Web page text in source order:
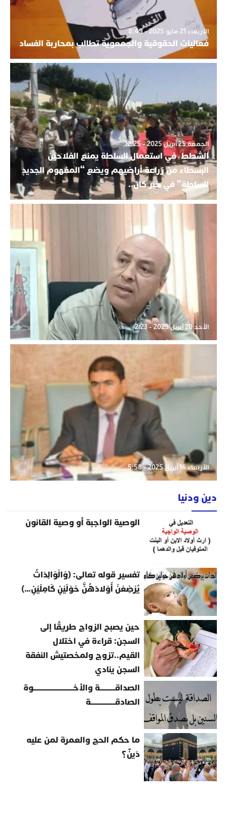
الأربعاء 21 مايو 2025 - 8:49
فعاليات الحقوقية والجمعوية تطالب بمحاربة الفساد
الجمعة 25 أبريل 2025 - 12:25
الشطط في استعمال السلطة يمنع الفلاحين
البسطاء من زراعة أراضيهم ويضع “المفهوم الجديد
للسلطة” في خبر كان..
الأحد 20 أبريل 2025 - 2:23
الأربعاء 16 أبريل 2025 - 5:58
دين ودنيا
الوصية الواجبة أو وصية القانون
تفسير قوله تعالى: (وَالْوَالِدَاتُ
يُرْضِعْنَ أَوْلادَهُنَّ حَوْلَيْنِ كَامِلَيْنِ…)
حين يصبح الزواج طريقًا إلى
السجن: قراءة في اختلال
القيم..تزوج ولمخصتيش النفقة
السجن ينادي
الصداقــــــــــة والأخــــــــــــــــــــــــــوة
الصادقــــــــــــــــة
ما حكم الحج والعمرة لمن عليه
دَينٌ؟